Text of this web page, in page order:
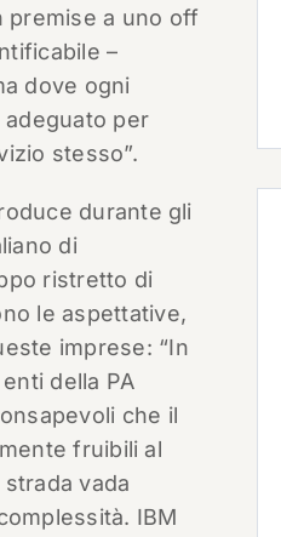
premise a uno off
–
dove ogni
per
stesso”.
durante gli
di
ristretto di
le aspettative,
imprese: “In
della PA
che il
fruibili al
vada
IBM